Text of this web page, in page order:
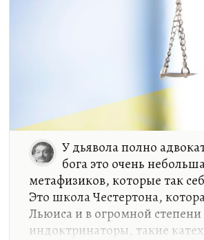
У дьявола полно
бога это очень
метафизиков, которые так
Это школа Честертона,
Льюиса и в огромной
индоктринаторы, такие